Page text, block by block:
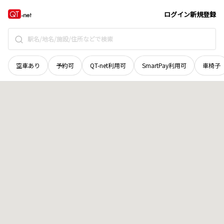
ログイン新規登録
空車あり 予約可 QT-net利用可 SmartPay利用可 車椅子
山口県